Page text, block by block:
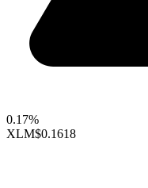
0.17%
XLM$0.1618